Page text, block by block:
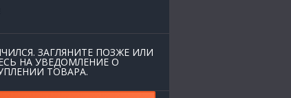
ЗАГЛЯНИТЕ ПОЗЖЕ ИЛИ
НА УВЕДОМЛЕНИЕ О
ТОВАРА.